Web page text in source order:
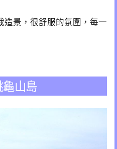
造景，很舒服的氛圍，每一
山島